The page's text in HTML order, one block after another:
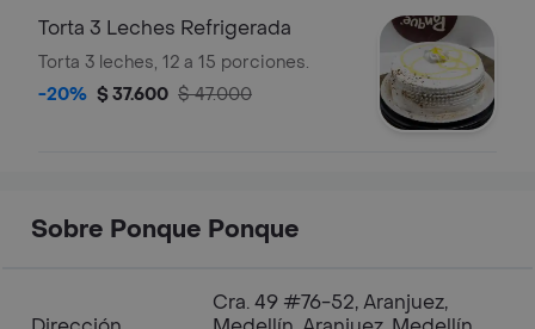
Torta 3 Leches Refrigerada
Torta 3 leches, 12 a 15 porciones.
-20% $ 37.600 $ 47.000
Sobre Ponque Ponque
Cra. 49 #76-52, Aranjuez,